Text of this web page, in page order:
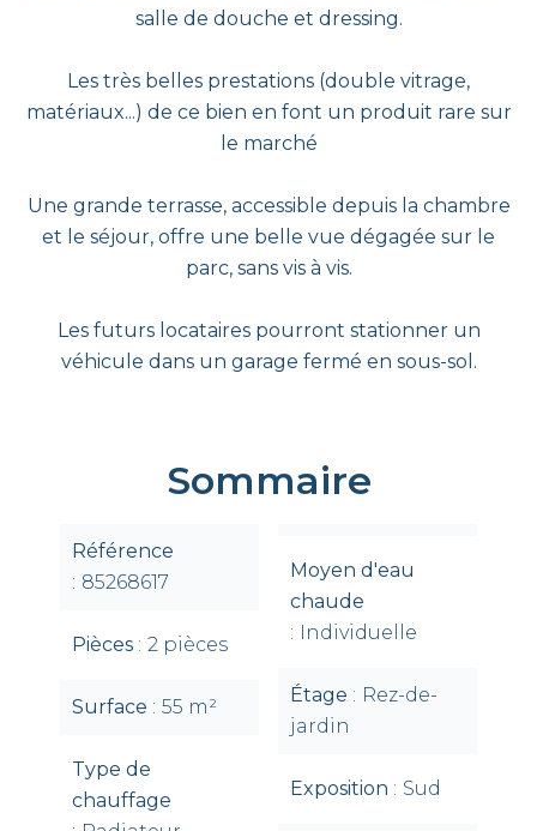
salle de douche et dressing.
Les très belles prestations (double vitrage,
matériaux...) de ce bien en font un produit rare sur
le marché
Une grande terrasse, accessible depuis la chambre
et le séjour, offre une belle vue dégagée sur le
parc, sans vis à vis.
Les futurs locataires pourront stationner un
véhicule dans un garage fermé en sous-sol.
Sommaire
Référence
85268617
Pièces 2 pièces
Surface 55 m²
Type de
chauffage
Moyen d'eau
chaude
Individuelle
Étage
Rez-de-
jardin
Exposition Sud